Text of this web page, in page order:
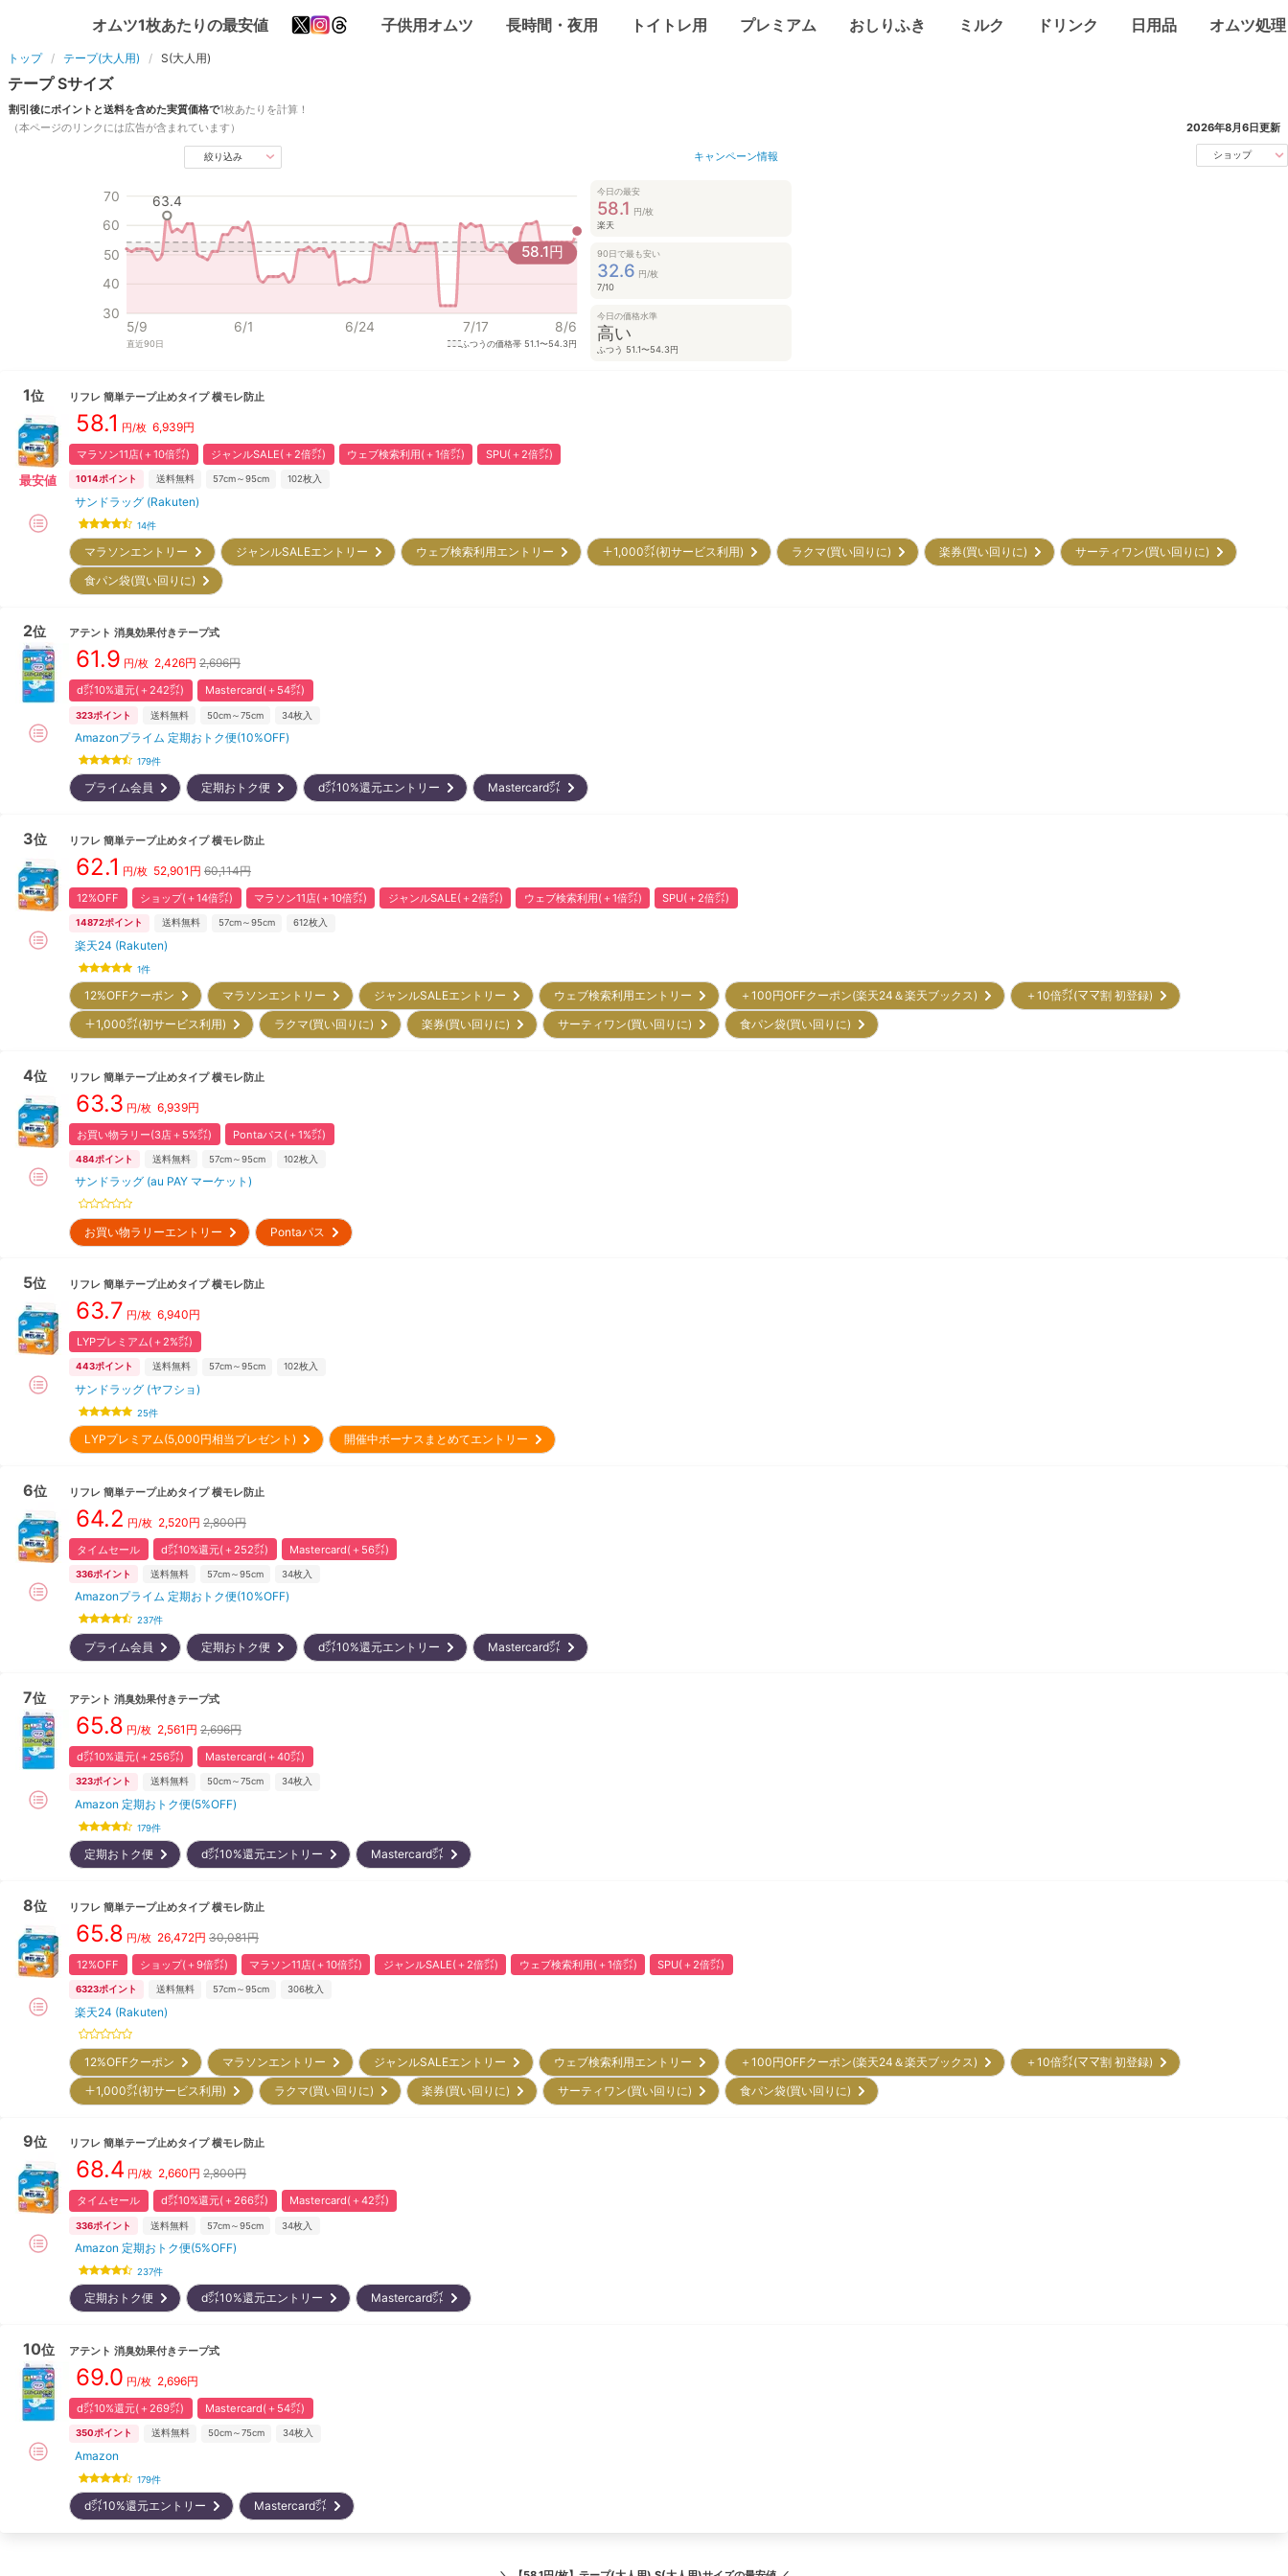
オムツ1枚あたりの最安値 子供用オムツ 長時間・夜用 トイトレ用 プレミアム おしりふき ミルク ドリンク 日用品 オムツ処理
トップ テープ(大人用) S(大人用)
テープ Sサイズ
割引後にポイントと送料を含めた実質価格で1枚あたりを計算！
（本ページのリンクには広告が含まれています）
2026年8月6日更新
絞り込み キャンペーン情報 ショップ
今日の最安
58.1 円/枚
楽天
90日で最も安い
32.6 円/枚
7/10
今日の価格水準
高い
ふつう 51.1〜54.3円
30
40
50
60
70
5/9 6/1 6/24 7/17 8/6
63.4
58.1円
直近90日 ふつうの価格帯51.1〜54.3円
1位
最安値
リフレ 簡単テープ止めタイプ 横モレ防止
58.1 円/枚 6,939円
マラソン11店(＋10倍㌽) ジャンルSALE(＋2倍㌽) ウェブ検索利用(＋1倍㌽) SPU(＋2倍㌽)
1014ポイント 送料無料 57cm～95cm 102枚入
サンドラッグ (Rakuten)
14件
マラソンエントリー ジャンルSALEエントリー ウェブ検索利用エントリー ＋1,000㌽(初サービス利用) ラクマ(買い回りに) 楽券(買い回りに)
サーティワン(買い回りに)
食パン袋(買い回りに)
2位 アテント 消臭効果付きテープ式
61.9 円/枚 2,426円 2,696円
d㌽10%還元(＋242㌽) Mastercard(＋54㌽)
323ポイント 送料無料 50cm～75cm 34枚入
Amazonプライム 定期おトク便(10%OFF)
179件
プライム会員 定期おトク便 d㌽10%還元エントリー Mastercard㌽
3位 リフレ 簡単テープ止めタイプ 横モレ防止
62.1 円/枚 52,901 円 60,114円
12%OFF ショップ(＋14倍㌽) マラソン11店(＋10倍㌽) ジャンルSALE(＋2倍㌽) ウェブ検索利用(＋1倍㌽) SPU(＋2倍㌽)
14872ポイント 送料無料 57cm～95cm 612枚入
楽天24 (Rakuten)
1件
12%OFFクーポン マラソンエントリー ジャンルSALEエントリー ウェブ検索利用エントリー ＋100円OFFクーポン(楽天24＆楽天ブックス)
＋10倍㌽(ママ割 初登録)
＋1,000㌽(初サービス利用)
ラクマ(買い回りに) 楽券(買い回りに) サーティワン(買い回りに) 食パン袋(買い回りに)
4位 リフレ 簡単テープ止めタイプ 横モレ防止
63.3 円/枚 6,939円
お買い物ラリー(3店＋5%㌽) Pontaパス(＋1%㌽)
484ポイント 送料無料 57cm～95cm 102枚入
サンドラッグ (au PAY マーケット)
お買い物ラリーエントリー Pontaパス
5位 リフレ 簡単テープ止めタイプ 横モレ防止
63.7 円/枚 6,940円
LYPプレミアム(＋2%㌽)
443ポイント 送料無料 57cm～95cm 102枚入
サンドラッグ (ヤフショ)
25件
LYPプレミアム(5,000円相当プレゼント) 開催中ボーナスまとめてエントリー
6位 リフレ 簡単テープ止めタイプ 横モレ防止
64.2 円/枚 2,520円 2,800円
タイムセール d㌽10%還元(＋252㌽) Mastercard(＋56㌽)
336ポイント 送料無料 57cm～95cm 34枚入
Amazonプライム 定期おトク便(10%OFF)
237件
プライム会員 定期おトク便 d㌽10%還元エントリー Mastercard㌽
7位 アテント 消臭効果付きテープ式
65.8 円/枚 2,561 円 2,696円
d㌽10%還元(＋256㌽) Mastercard(＋40㌽)
323ポイント 送料無料 50cm～75cm 34枚入
Amazon 定期おトク便(5%OFF)
179件
定期おトク便 d㌽10%還元エントリー Mastercard㌽
8位 リフレ 簡単テープ止めタイプ 横モレ防止
65.8 円/枚 26,472円 30,081円
12%OFF ショップ(＋9倍㌽) マラソン11店(＋10倍㌽) ジャンルSALE(＋2倍㌽) ウェブ検索利用(＋1倍㌽) SPU(＋2倍㌽)
6323ポイント 送料無料 57cm～95cm 306枚入
楽天24 (Rakuten)
12%OFFクーポン マラソンエントリー ジャンルSALEエントリー ウェブ検索利用エントリー ＋100円OFFクーポン(楽天24＆楽天ブックス)
＋10倍㌽(ママ割 初登録)
＋1,000㌽(初サービス利用)
ラクマ(買い回りに) 楽券(買い回りに) サーティワン(買い回りに) 食パン袋(買い回りに)
9位 リフレ 簡単テープ止めタイプ 横モレ防止
68.4 円/枚 2,660円 2,800円
タイムセール d㌽10%還元(＋266㌽) Mastercard(＋42㌽)
336ポイント 送料無料 57cm～95cm 34枚入
Amazon 定期おトク便(5%OFF)
237件
定期おトク便 d㌽10%還元エントリー Mastercard㌽
10位 アテント 消臭効果付きテープ式
69.0 円/枚 2,696円
d㌽10%還元(＋269㌽) Mastercard(＋54㌽)
350ポイント 送料無料 50cm～75cm 34枚入
Amazon
179件
d㌽10%還元エントリー Mastercard㌽